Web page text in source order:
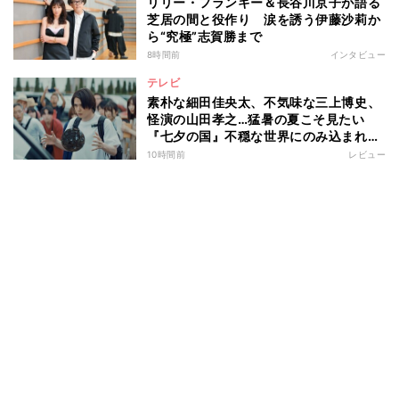
芝居の間と役作り 涙を誘う伊藤沙莉か
ら“究極”志賀勝まで
8時間前 インタビュー
テレビ
素朴な細田佳央太、不気味な三上博史、
怪演の山田孝之…猛暑の夏こそ見たい
『七夕の国』不穏な世界にのみ込まれる
超常ミステリー
10時間前 レビュー